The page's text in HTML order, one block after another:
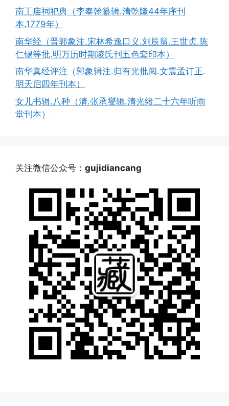
南工庙祠祀典（李奉翰纂辑.清乾隆44年序刊
本.1779年）
南华经（晋郭象注.宋林希逸口义.刘辰翁.王世贞.陈
仁锡等批.明万历时期凌氏刊五色套印本）
南华真经评注（郭象辑注.归有光批阅.文震孟订正.
明天启四年刊本）
女儿书辑.八种（清.张承燮辑.清光绪二十六年听雨
堂刊本）
关注微信公众号： gujidiancang